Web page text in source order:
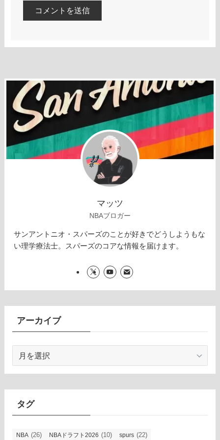
マッツ
NBAブロガー
サンアントニオ・スパーズのことが好きでどうしようもな
い理学療法士。スパーズのコアな情報を届けます。
アーカイブ
カ
イ
タグ
NBA (26) NBAドラフト2026 (10) spurs (22)